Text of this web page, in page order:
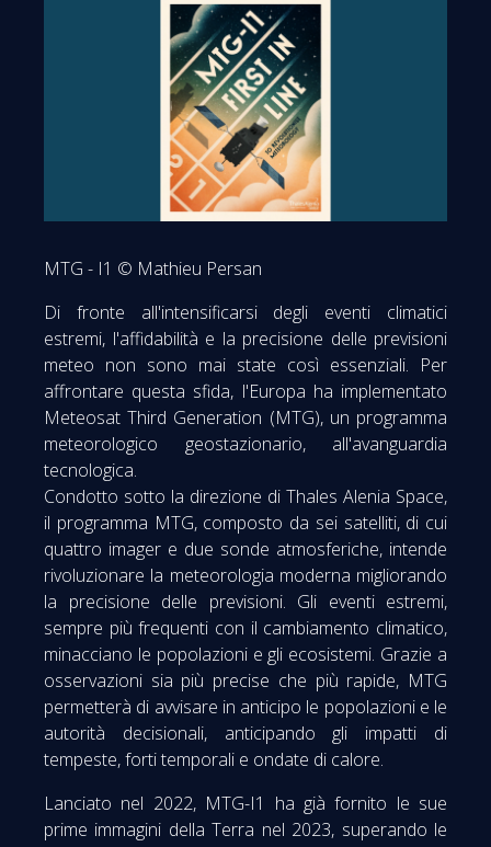
MTG - I1 © Mathieu Persan
Di fronte all'intensificarsi degli eventi climatici
estremi, l'affidabilità e la precisione delle previsioni
meteo non sono mai state così essenziali. Per
affrontare questa sfida, l'Europa ha implementato
Meteosat Third Generation (MTG), un programma
meteorologico geostazionario, all'avanguardia
tecnologica.
Condotto sotto la direzione di Thales Alenia Space,
il programma MTG, composto da sei satelliti, di cui
quattro imager e due sonde atmosferiche, intende
rivoluzionare la meteorologia moderna migliorando
la precisione delle previsioni. Gli eventi estremi,
sempre più frequenti con il cambiamento climatico,
minacciano le popolazioni e gli ecosistemi. Grazie a
osservazioni sia più precise che più rapide, MTG
permetterà di avvisare in anticipo le popolazioni e le
autorità decisionali, anticipando gli impatti di
tempeste, forti temporali e ondate di calore.
Lanciato nel 2022, MTG-I1 ha già fornito le sue
prime immagini della Terra nel 2023, superando le